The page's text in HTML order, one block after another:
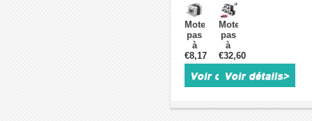
1504S-
X1
1,8degrésree
45Ncm
pour
bricolage
3D
0404S1
12V
1,8
degrésree
26Ncm
0,4A
fils
A 5
fils
Moteur
pas
à
pas
Nema
17
bipolaire
1504S
€8,17
Moteur
pas
à
pas
Nema
17
série
bipolaire
€32,60